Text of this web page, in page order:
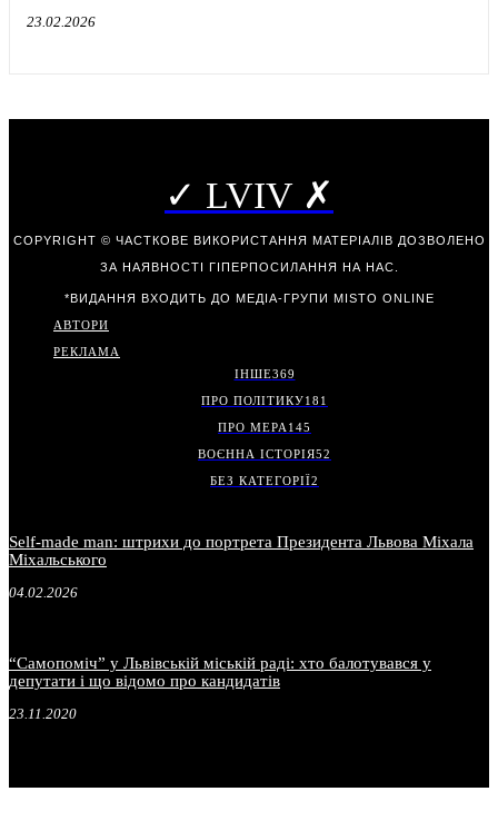
23.02.2026
✓ LVIV ✗
COPYRIGHT © ЧАСТКОВЕ ВИКОРИСТАННЯ МАТЕРІАЛІВ ДОЗВОЛЕНО
ЗА НАЯВНОСТІ ГІПЕРПОСИЛАННЯ НА НАС.
*ВИДАННЯ ВХОДИТЬ ДО МЕДІА-ГРУПИ MISTO ONLINE
АВТОРИ
РЕКЛАМА
ІНШЕ369
ПРО ПОЛІТИКУ181
ПРО МЕРА 145
ВОЄННА ІСТОРІЯ52
БЕЗ КАТЕГОРІЇ2
Self-made man: штрихи до портрета Президента Львова Міхала
Міхальського
04.02.2026
“Самопоміч” у Львівській міській раді: хто балотувався у
депутати і що відомо про кандидатів
23.11.2020